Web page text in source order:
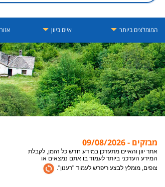
המומלצים ביותר איים ביוון
מבזקים - 09/08/2026
אתר יוון והאיים מתעדכן במידע חדש כל הזמן, לקבלת
המידע העדכני ביותר לעמוד בו אתם נמצאים או
צופים, מומלץ לבצע ריפרש לעמוד "רענון".